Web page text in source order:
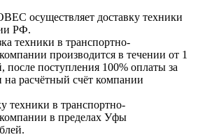
осуществляет доставку техники
РФ.
техники в транспортно-
производится в течении от 1
после поступления 100% оплаты за
на расчётный счёт компании
техники в транспортно-
в пределах Уфы